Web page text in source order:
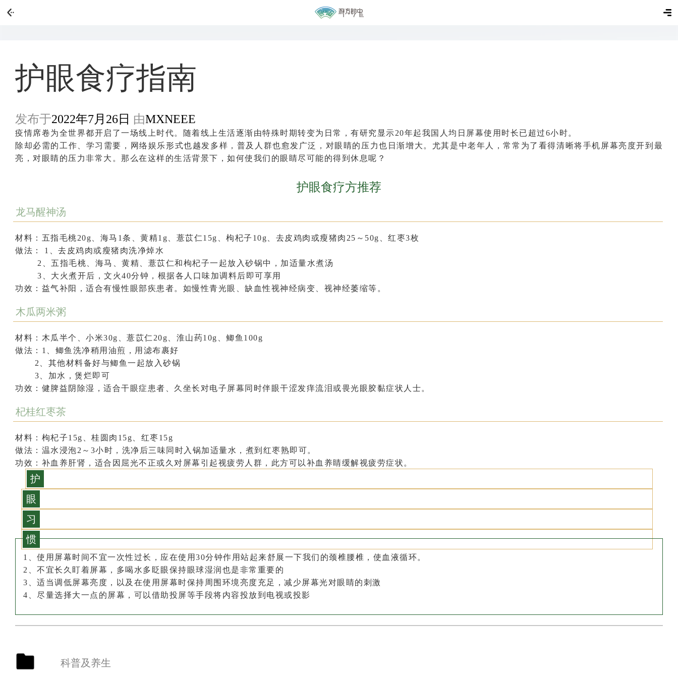
护眼食疗指南
发布于2022年7月26日 由MXNEEE
疫情席卷为全世界都开启了一场线上时代。随着线上生活逐渐由特殊时期转变为日常，有研究显示20年起我国人均日屏幕使用时长已超过6小时。
除却必需的工作、学习需要，网络娱乐形式也越发多样，普及人群也愈发广泛，对眼睛的压力也日渐增大。尤其是中老年人，常常为了看得清晰将手机屏幕亮度开到最
亮，对眼睛的压力非常大。那么在这样的生活背景下，如何使我们的眼睛尽可能的得到休息呢？
护眼食疗方推荐
龙马醒神汤
材料 ：五指毛桃20g、海马1条、黄精1g、薏苡仁15g、枸杞子10g、去皮鸡肉或瘦猪肉25～50g、红枣3枚
做法：
1、去皮鸡肉或瘦猪肉洗净焯水
2、五指毛桃、海马、黄精、薏苡仁和枸杞子一起放入砂锅中，加适量水煮汤
3、大火煮开后，文火40分钟，根据各人口味加调料后即可享用
功效 ：益气补阳，适合有慢性眼部疾患者。如慢性青光眼、缺血性视神经病变、视神经萎缩等。
木瓜两米粥
材料 ：木瓜半个、小米30g、薏苡仁20g、淮山药10g、鲫鱼100g
做法 ：1、鲫鱼洗净稍用油煎，用滤布裹好
2、其他材料备好与鲫鱼一起放入砂锅
3、加水，煲烂即可
功效 ：健脾益阴除湿，适合干眼症患者、久坐长对电子屏幕同时伴眼干涩发痒流泪或畏光眼胶黏症状人士。
杞桂红枣茶
材料 ：枸杞子15g、桂圆肉15g、红枣15g
做法 ：温水浸泡2～3小时，洗净后三味同时入锅加适量水，煮到红枣熟即可。
功效 ：补血养肝肾，适合因屈光不正或久对屏幕引起视疲劳人群，此方可以补血养睛缓解视疲劳症状。
护
眼
习
惯
1、使用屏幕时间不宜一次性过长，应在使用30分钟作用站起来舒展一下我们的颈椎腰椎，使血液循环。
2、不宜长久盯着屏幕，多喝水多眨眼保持眼球湿润也是非常重要的
3、适当调低屏幕亮度，以及在使用屏幕时保持周围环境亮度充足，减少屏幕光对眼睛的刺激
4、尽量选择大一点的屏幕，可以借助投屏等手段将内容投放到电视或投影
科普及养生